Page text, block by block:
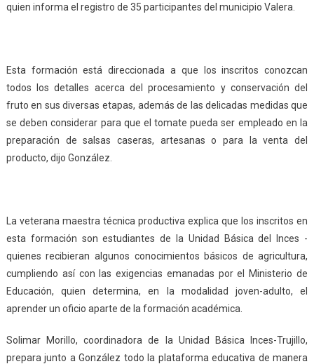
quien informa el registro de 35 participantes del municipio Valera.
Esta formación está direccionada a que los inscritos conozcan
todos los detalles acerca del procesamiento y conservación del
fruto en sus diversas etapas, además de las delicadas medidas que
se deben considerar para que el tomate pueda ser empleado en la
preparación de salsas caseras, artesanas o para la venta del
producto, dijo González.
La veterana maestra técnica productiva explica que los inscritos en
esta formación son estudiantes de la Unidad Básica del Inces -
quienes recibieran algunos conocimientos básicos de agricultura,
cumpliendo así con las exigencias emanadas por el Ministerio de
Educación, quien determina, en la modalidad joven-adulto, el
aprender un oficio aparte de la formación académica.
Solimar Morillo, coordinadora de la Unidad Básica Inces-Trujillo,
prepara junto a González todo la plataforma educativa de manera